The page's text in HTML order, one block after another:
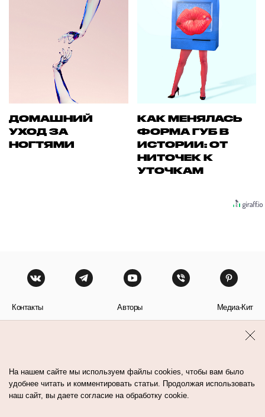
ДОМАШНИЙ
УХОД ЗА
НОГТЯМИ
КАК МЕНЯЛАСЬ
ФОРМА ГУБ В
ИСТОРИИ: ОТ
НИТОЧЕК К
УТОЧКАМ
Контакты Авторы Медиа-Кит
На нашем сайте мы используем файлы cookies, чтобы вам было
удобнее читать и комментировать статьи. Продолжая использовать
наш сайт, вы даете согласие на обработку cookie.